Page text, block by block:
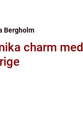
Bergholm
charm med